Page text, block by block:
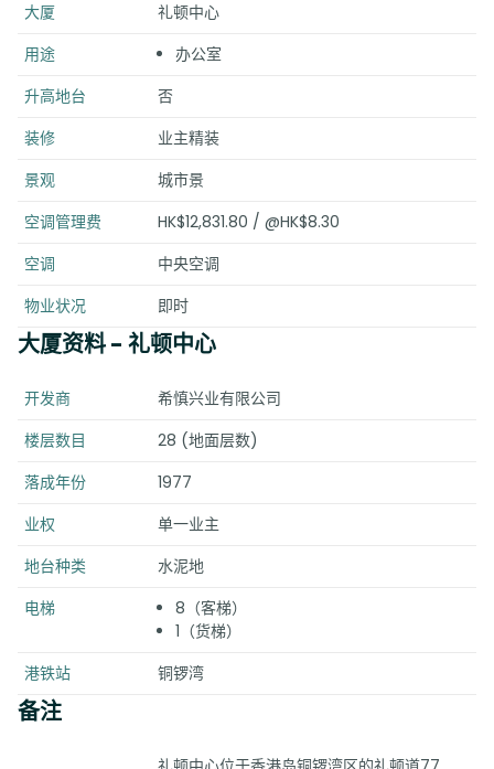
大厦
礼顿中心
用途
办公室
升高地台
否
装修
业主精装
景观
城市景
空调管理费
HK$12,831.80 / @HK$8.30
空调
中央空调
物业状况
即时
大厦资料- 礼顿中心
开发商
希慎兴业有限公司
楼层数目
28 (地面层数)
落成年份
1977
业权
单一业主
地台种类
水泥地
电梯
8（客梯）
1（货梯）
港铁站
铜锣湾
备注